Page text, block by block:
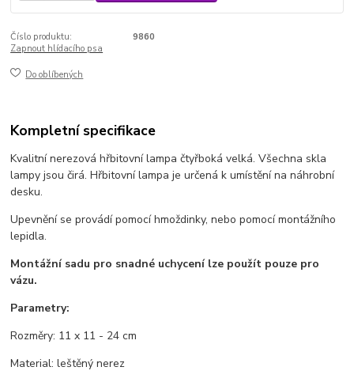
Číslo produktu:
9860
Zapnout hlídacího psa
Do oblíbených
Kompletní specifikace
Kvalitní nerezová hřbitovní lampa čtyřboká velká. Všechna skla
lampy jsou čirá. Hřbitovní lampa je určená k umístění na náhrobní
desku.
Upevnění se provádí pomocí hmoždinky, nebo pomocí montážního
lepidla.
Montážní sadu pro snadné uchycení lze použít pouze pro
vázu.
Parametry:
Rozměry: 11 x 11 - 24 cm
Material: leštěný nerez